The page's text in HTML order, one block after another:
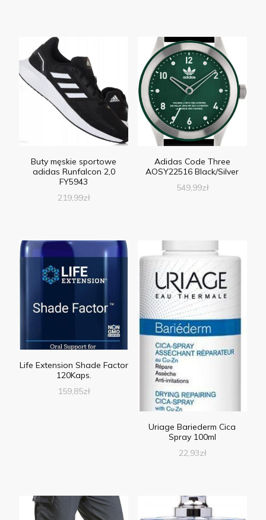
Buty męskie sportowe
adidas Runfalcon 2,0
FY5943
219,99zł
Adidas Code Three
AOSY22516 Black/Silver
549,99zł
Life Extension Shade Factor
120Kaps.
159,85zł
Uriage Bariederm Cica
Spray 100ml
22,93zł